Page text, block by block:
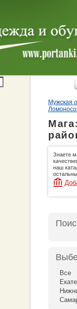
Мужская
Знаете
наш
Все